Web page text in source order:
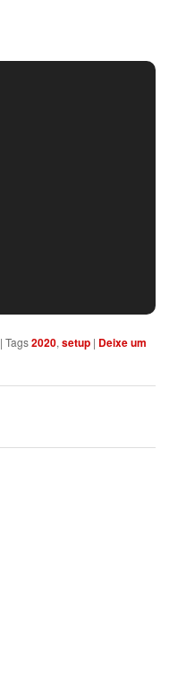
|Tags2020,setup | Deixe um